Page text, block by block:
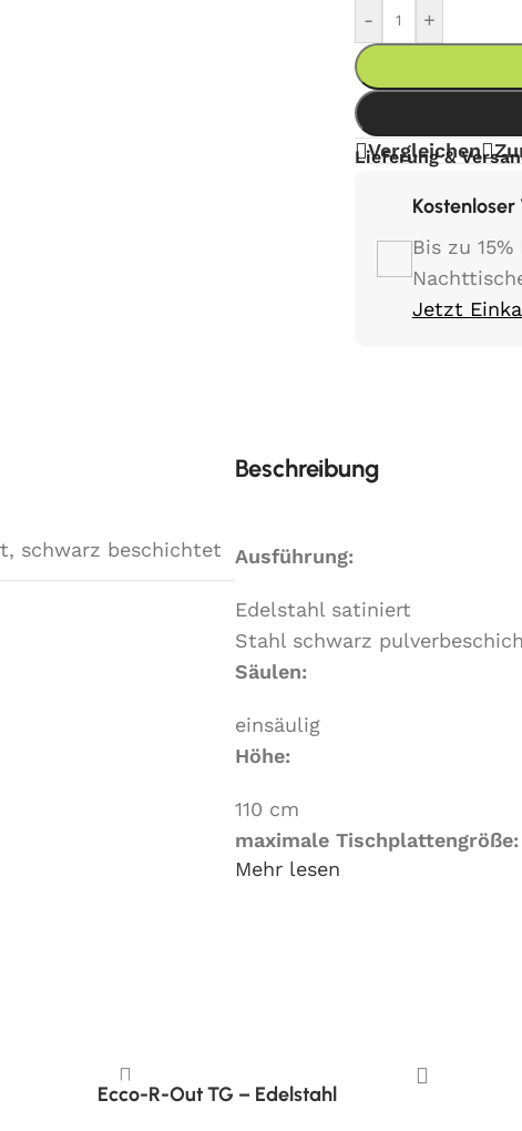
- +
Vergleichen
Lieferung &
Bis zu
Jetzt
, schwarz beschichtet
Beschreibung
Ausführung:
Edelstahl satiniert
Stahl schwarz
Säulen:
einsäulig
Höhe:
110 cm
maximale Tischplattengröße:
Mehr lesen
Ecco-R-Out TG – Edelstahl